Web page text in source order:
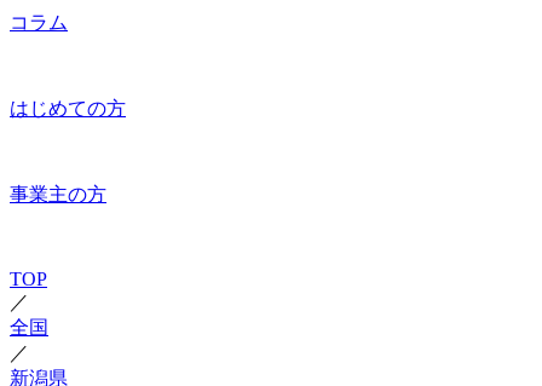
コラム
はじめての方
事業主の方
TOP
／
全国
／
新潟県